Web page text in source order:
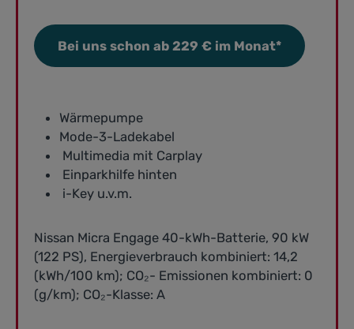
Bei uns schon ab 229 € im Monat*
Wärmepumpe
Mode-3-Ladekabel
Multimedia mit Carplay
Einparkhilfe hinten
i-Key u.v.m.
Nissan Micra Engage 40-kWh-Batterie, 90 kW
(122 PS), Energieverbrauch kombiniert: 14,2
(kWh/100 km); CO₂- Emissionen kombiniert: 0
(g/km); CO₂-Klasse: A